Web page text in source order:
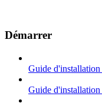
Démarrer
Guide
Guide